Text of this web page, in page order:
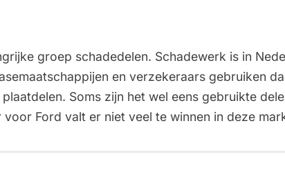
groep schadedelen. Schadewerk is in
en verzekeraars gebruiken
Soms zijn het wel eens gebruikte
voor Ford valt er niet veel te winnen in deze